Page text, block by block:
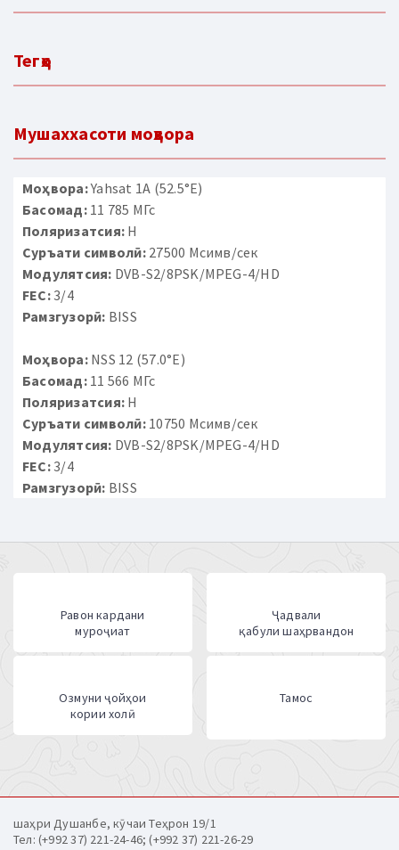
Тегҳо
Мушаххасоти моҳвора
Моҳвора:Yahsat 1A (52.5°E)
Басомад:11 785 МГс
Поляризатсия: H
Суръати символӣ:27500 Мсимв/сек
Модулятсия: DVB-S2/8PSK/MPEG-4/HD
FEC:3/4
Рамзгузорӣ: BISS
Моҳвора:NSS 12 (57.0°E)
Басомад:11 566 МГс
Поляризатсия: H
Суръати символӣ:10750 Мсимв/сек
Модулятсия: DVB-S2/8PSK/MPEG-4/HD
FEC:3/4
Рамзгузорӣ: BISS
Равон кардани
муроҷиат
Ҷадвали
қабули шаҳрвандон
Озмуни ҷойҳои
кории холӣ
Тамос
шаҳри Душанбе, кӯчаи Теҳрон 19/1
Тел: (+992 37) 221-24-46; (+992 37) 221-26-29